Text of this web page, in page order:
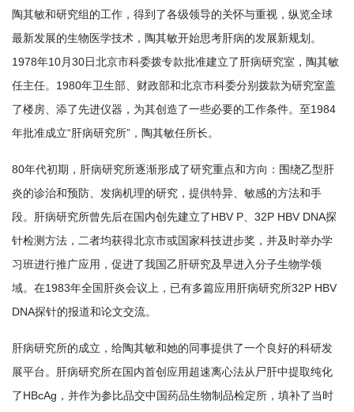
陶其敏和研究组的工作，得到了各级领导的关怀与重视，纵览全球
最新发展的生物医学技术，陶其敏开始思考肝病的发展新规划。
1978年10月30日北京市科委拨专款批准建立了肝病研究室，陶其敏
任主任。1980年卫生部、财政部和北京市科委分别拨款为研究室盖
了楼房、添了先进仪器，为其创造了一些必要的工作条件。至1984
年批准成立“肝病研究所”，陶其敏任所长。
80年代初期，肝病研究所逐渐形成了研究重点和方向：围绕乙型肝
炎的诊治和预防、发病机理的研究，提供特异、敏感的方法和手
段。肝病研究所曾先后在国内创先建立了HBV P、32P HBV DNA探
针检测方法，二者均获得北京市或国家科技进步奖，并及时举办学
习班进行推广应用，促进了我国乙肝研究及早进入分子生物学领
域。在1983年全国肝炎会议上，已有多篇应用肝病研究所32P HBV
DNA探针的报道和论文交流。
肝病研究所的成立，给陶其敏和她的同事提供了一个良好的科研发
展平台。肝病研究所在国内首创应用超速离心法从尸肝中提取纯化
了HBcAg，并作为参比品交中国药品生物制品检定所，填补了当时